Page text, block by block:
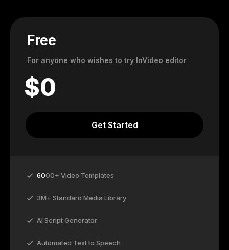
Free
For anyone who wishes to try InVideo editor
$0
Get Started
6000+ Video Templates
3M+ Standard Media Library
AI Script Generator
Automated Text to Speech